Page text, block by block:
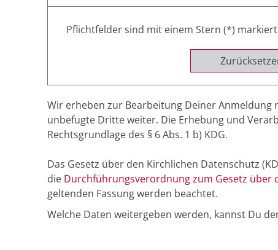
Pflichtfelder sind mit einem Stern (*)
Wir erheben zur Bearbeitung Deiner
unbefugte Dritte weiter. Die Erhebung und
Rechtsgrundlage des § 6 Abs. 1 b) KDG.
Das Gesetz über den Kirchlichen Datenschutz
die Durchführungsverordnung zum Gesetz über
geltenden Fassung werden beachtet.
Welche Daten weitergeben werden, kannst Du